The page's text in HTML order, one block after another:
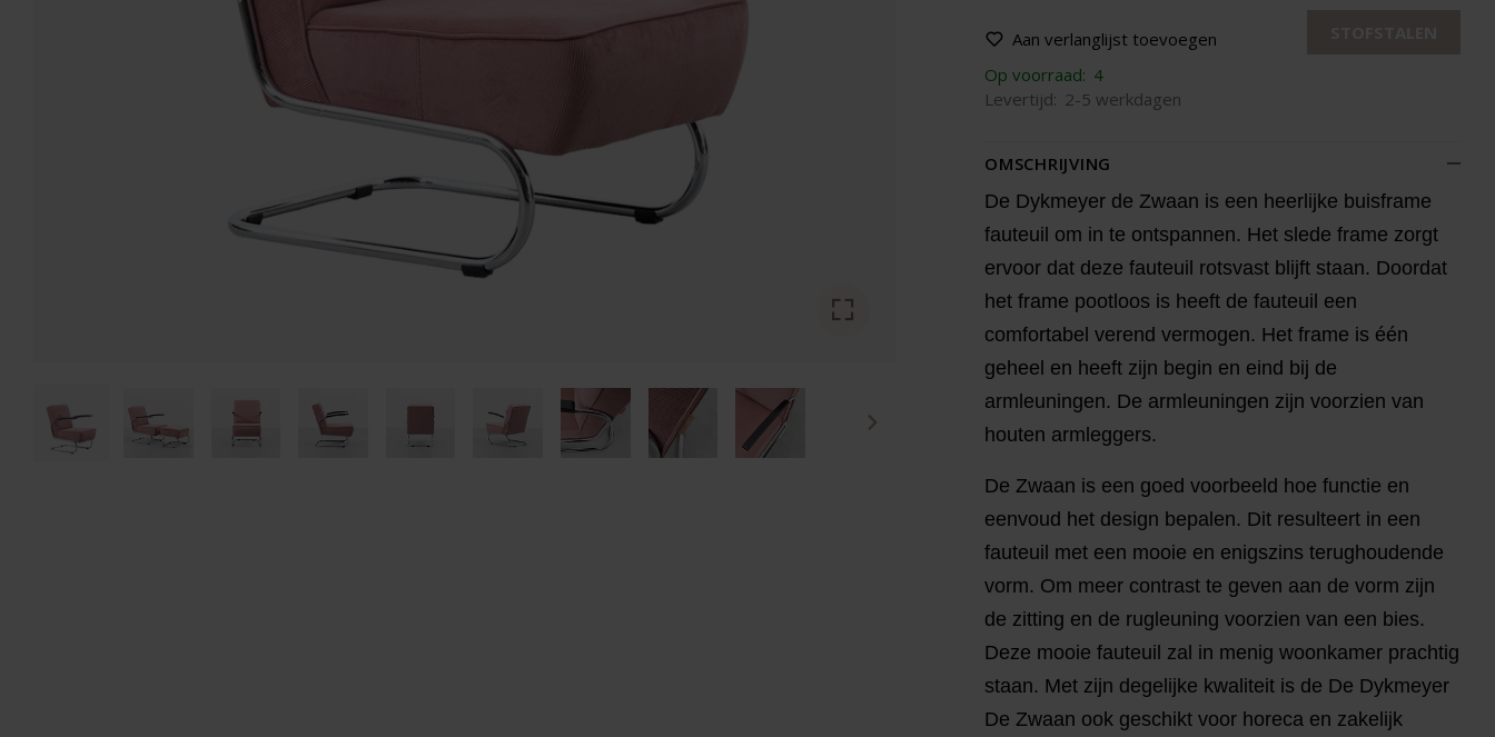
Aan verlanglijst toevoegen
Op voorraad: 4
Levertijd: 2-5 werkdagen
OMSCHRIJVING
De Dykmeyer de Zwaan is een heerlijke buisframe
fauteuil om in te ontspannen. Het slede frame zorgt
ervoor dat deze fauteuil rotsvast blijft staan. Doordat
het frame pootloos is heeft de fauteuil een
comfortabel verend vermogen. Het frame is één
geheel en heeft zijn begin en eind bij de
armleuningen. De armleuningen zijn voorzien van
houten armleggers.
De Zwaan is een goed voorbeeld hoe functie en
eenvoud het design bepalen. Dit resulteert in een
fauteuil met een mooie en enigszins terughoudende
vorm. Om meer contrast te geven aan de vorm zijn
de zitting en de rugleuning voorzien van een bies.
Deze mooie fauteuil zal in menig woonkamer prachtig
staan. Met zijn degelijke kwaliteit is de De Dykmeyer
De Zwaan ook geschikt voor horeca en zakelijk